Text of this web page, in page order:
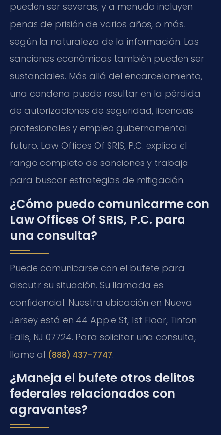
pueden ser severas, y a menudo incluyen
penas de prisión de varios años, o más,
según la naturaleza de la información. Las
sanciones económicas también pueden ser
sustanciales. Más allá del encarcelamiento,
una condena puede resultar en la pérdida
de autorizaciones de seguridad, licencias
profesionales y empleo gubernamental
futuro. Law Offices Of SRIS, P.C. explica el
rango completo de sanciones y trabaja
para buscar estrategias de mitigación.
¿Cómo puedo comunicarme con
Law Offices Of SRIS, P.C. para
una consulta?
Puede comunicarse con el bufete para
discutir su situación. Su llamada es
confidencial. Nuestra ubicación en Nueva
Jersey está en 44 Apple St, 1st Floor, Tinton
Falls, NJ 07724. Para solicitar una consulta,
llame al (888) 437-7747.
¿Maneja el bufete otros delitos
federales relacionados con
agravantes?